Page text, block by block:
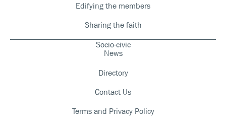
Edifying the members
Sharing the faith
Socio-civic
News
Directory
Contact Us
Terms and Privacy Policy